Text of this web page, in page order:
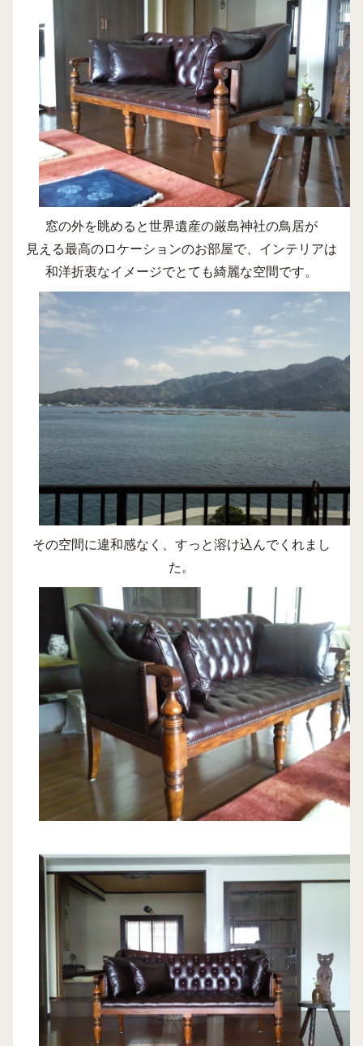
窓の外を眺めると世界遺産の厳島神社の鳥居が
見える最高のロケーションのお部屋で、インテリアは
和洋折衷なイメージでとても綺麗な空間です。
その空間に違和感なく、すっと溶け込んでくれまし
た。